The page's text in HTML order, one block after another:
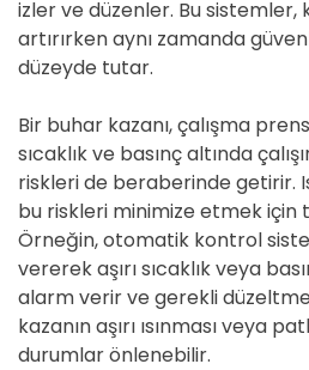
izler ve düzenler. Bu sistemler,
artırırken aynı zamanda
düzeyde tutar.
Bir buhar kazanı, çalışma
sıcaklık ve basınç altında
riskleri de beraberinde getirir.
bu riskleri minimize etmek için
Örneğin, otomatik kontrol
vererek aşırı sıcaklık veya
alarm verir ve gerekli
kazanın aşırı ısınması veya
durumlar önlenebilir.